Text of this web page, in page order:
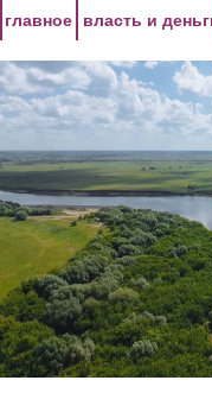
главное власть и